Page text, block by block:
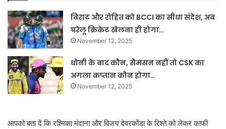
विराट और रोहित को BCCI का सीधा संदेश, अब
घरेलू क्रिकेट खेलना ही होगा…
November 12, 2025
धोनी के बाद कौन, सैमसन नहीं तो CSK का
अगला कप्तान कौन होगा…
November 12, 2025
आपको बता दें कि रश्मिका मंदाना और विजय देवरकोंडा के रिश्ते को लेकर काफी